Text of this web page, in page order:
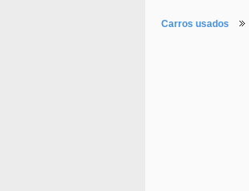
Carros usados